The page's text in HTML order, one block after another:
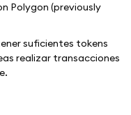
Polygon (previously
suficientes tokens
realizar transacciones